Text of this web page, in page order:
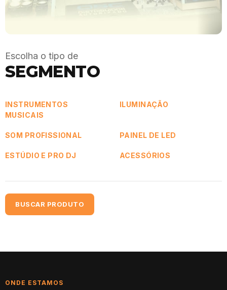
Escolha o tipo de
SEGMENTO
INSTRUMENTOS
MUSICAIS
ILUMINAÇÃO
SOM PROFISSIONAL PAINEL DE LED
ESTÚDIO E PRO DJ ACESSÓRIOS
BUSCAR PRODUTO
ONDE ESTAMOS